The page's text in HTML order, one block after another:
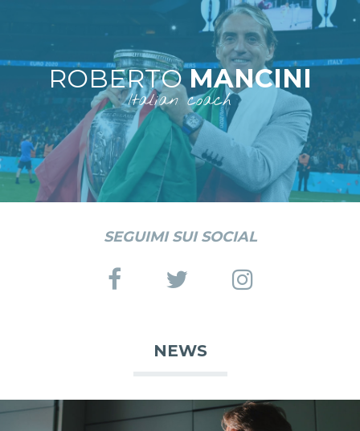
ROBERTOMANCINI
Italian coach
SEGUIMI SUI SOCIAL
NEWS